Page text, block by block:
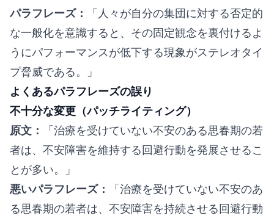
パラフレーズ：
「人々が自分の集団に対する否定的
な一般化を意識すると、その固定観念を裏付けるよ
うにパフォーマンスが低下する現象がステレオタイ
プ脅威である。」
よくあるパラフレーズの誤り
不十分な変更（パッチライティング）
原文：
「治療を受けていない不安のある思春期の若
者は、不安障害を維持する回避行動を発展させるこ
とが多い。」
悪いパラフレーズ：
「治療を受けていない不安のあ
る思春期の若者は、不安障害を持続させる回避行動